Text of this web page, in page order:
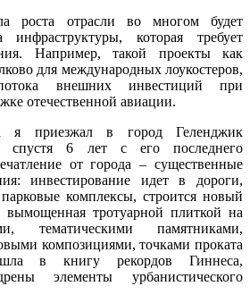
роста отрасли во многом будет
инфраструктуры, которая требует
Например, такой проекты как
для международных лоукостеров,
внешних инвестиций при
отечественной авиации.
приезжал в город Геленджик
спустя 6 лет с его последнего
от города – существенные
инвестирование идет в дороги,
комплексы, строится новый
вымощенная тротуарной плиткой на
тематическими памятниками,
композициями, точками проката
в книгу рекордов Гиннеса,
элементы урбанистического